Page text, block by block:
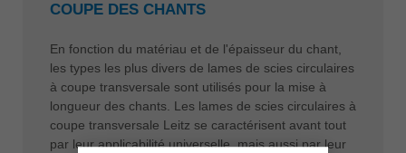
COUPE DES CHANTS
En fonction du matériau et de l'épaisseur du chant,
les types les plus divers de lames de scies circulaires
à coupe transversale sont utilisés pour la mise à
longueur des chants. Les lames de scies circulaires à
coupe transversale Leitz se caractérisent avant tout
par leur applicabilité universelle, mais aussi par leur